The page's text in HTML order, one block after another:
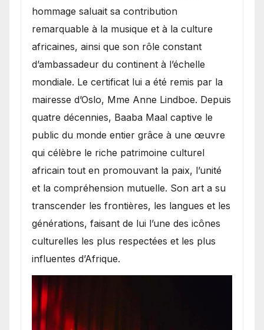
hommage saluait sa contribution
remarquable à la musique et à la culture
africaines, ainsi que son rôle constant
d’ambassadeur du continent à l’échelle
mondiale. Le certificat lui a été remis par la
mairesse d’Oslo, Mme Anne Lindboe. Depuis
quatre décennies, Baaba Maal captive le
public du monde entier grâce à une œuvre
qui célèbre le riche patrimoine culturel
africain tout en promouvant la paix, l’unité
et la compréhension mutuelle. Son art a su
transcender les frontières, les langues et les
générations, faisant de lui l’une des icônes
culturelles les plus respectées et les plus
influentes d’Afrique.